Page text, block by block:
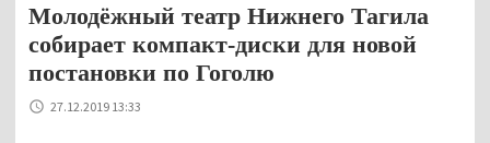
Молодёжный театр Нижнего Тагила
собирает компакт-диски для новой
постановки по Гоголю
27.12.2019 13:33